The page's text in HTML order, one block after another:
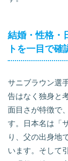
結婚・性格・
トを一目で確
サニブラウン選
告はなく独身と
面目さが特徴で
す。日本名は「
り、父の出身地
います。そして